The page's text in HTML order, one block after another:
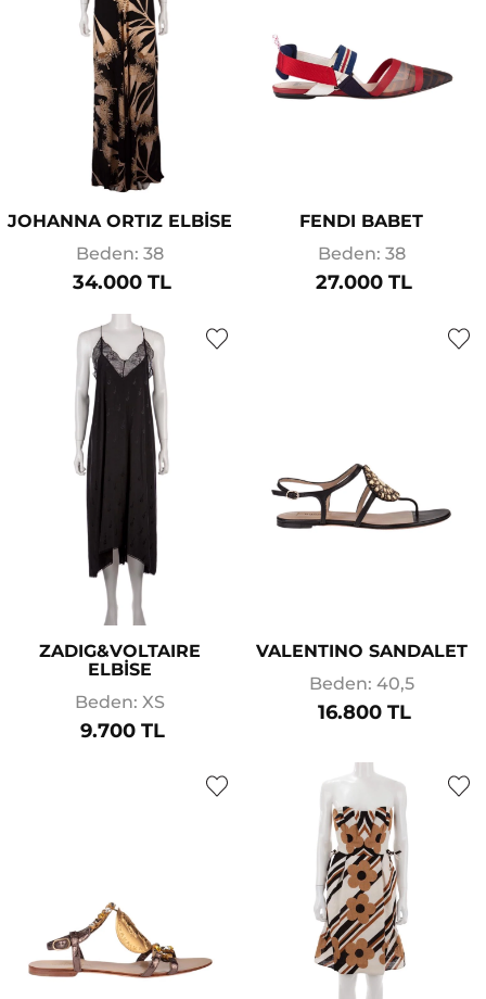
JOHANNA ORTIZ ELBİSE
Beden: 38
34.000 TL
FENDI BABET
Beden: 38
27.000 TL
ZADIG&VOLTAIRE
ELBİSE
Beden: XS
9.700 TL
VALENTINO SANDALET
Beden: 40,5
16.800 TL